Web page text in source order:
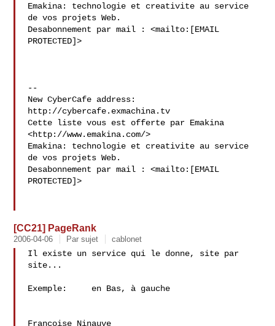
Emakina: technologie et creativite au service
de vos projets Web.
Desabonnement par mail : <mailto:[EMAIL
PROTECTED]>
--
New CyberCafe address:
http://cybercafe.exmachina.tv
Cette liste vous est offerte par Emakina
<http://www.emakina.com/>
Emakina: technologie et creativite au service
de vos projets Web.
Desabonnement par mail : <mailto:[EMAIL
PROTECTED]>
[CC21] PageRank
2006-04-06 Par sujet cablonet
Il existe un service qui le donne, site par
site...
Exemple:
  en Bas, à gauche
Françoise Ninauve